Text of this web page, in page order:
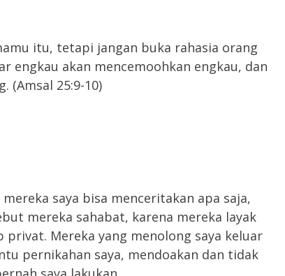
itu, tetapi jangan buka rahasia orang
engkau akan mencemoohkan engkau, dan
(Amsal 25:9-10)
saya bisa menceritakan apa saja,
mereka sahabat, karena mereka layak
Mereka yang menolong saya keluar
pernikahan saya, mendoakan dan tidak